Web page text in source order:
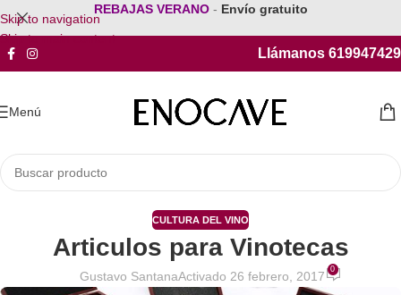
Skip to navigation
Skip to main content
REBAJAS VERANO - Envío gratuito
Llámanos 619947429
Menú
CULTURA DEL VINO
Articulos para Vinotecas
Gustavo SantanaActivado 26 febrero, 2017 0